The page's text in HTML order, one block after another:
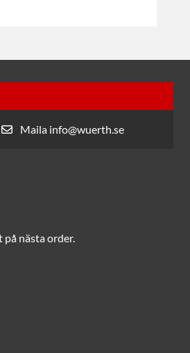
Maila info@wuerth.se
nästa order.